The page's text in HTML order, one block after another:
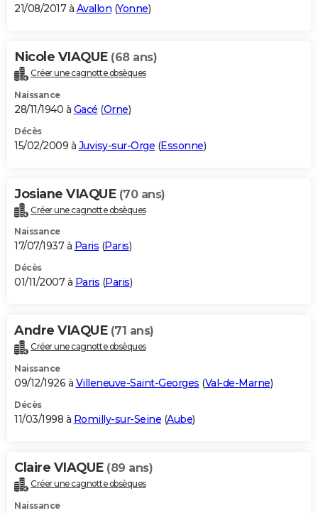
21/08/2017 à Avallon (Yonne)
Nicole VIAQUE (68 ans)
Créer une cagnotte obsèques
Naissance
28/11/1940 à Gacé (Orne)
Décès
15/02/2009 à Juvisy-sur-Orge (Essonne)
Josiane VIAQUE (70 ans)
Créer une cagnotte obsèques
Naissance
17/07/1937 à Paris (Paris)
Décès
01/11/2007 à Paris (Paris)
Andre VIAQUE (71 ans)
Créer une cagnotte obsèques
Naissance
09/12/1926 à Villeneuve-Saint-Georges (Val-de-Marne)
Décès
11/03/1998 à Romilly-sur-Seine (Aube)
Claire VIAQUE (89 ans)
Créer une cagnotte obsèques
Naissance